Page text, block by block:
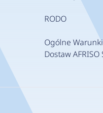
RODO
Ogólne
Dostaw AFRISO